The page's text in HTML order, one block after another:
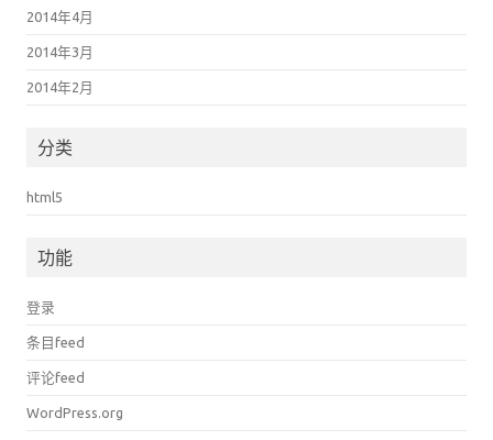
2014年4月
2014年3月
2014年2月
分类
html5
功能
登录
条目feed
评论feed
WordPress.org